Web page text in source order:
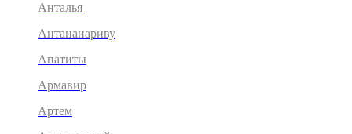
Анталья
Антананариву
Апатиты
Армавир
Артем